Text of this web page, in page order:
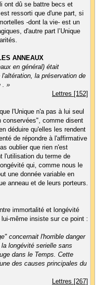
ont dû se battre becs et
ressorti que d'une part, si
-dont la vie- est un
d'autre part l’Unique
ANNEAUX
en général) était
la préservation de
. »
Lettres [152]
l'Unique n'a pas à lui seul
conservées", comme disent
déduire qu'elles les rendent
de répondre à l'affirmative
oublier que rien n'est
l'utilisation du terme de
qui, comme nous le
une donnée variable en
anneau et de leurs porteurs.
immortalité et longévité
même insiste sur ce point :
concernait l'horrible danger
longévité serielle sans
dans le Temps. Cette
des causes principales du
Lettres [267]